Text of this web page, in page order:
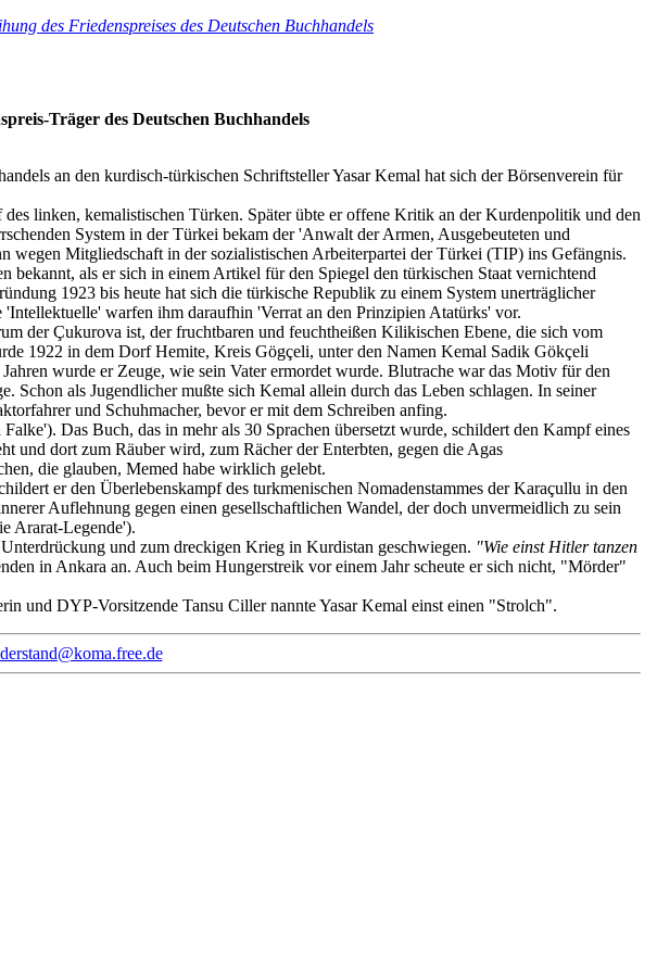
des Friedenspreises des Deutschen Buchhandels
Träger des Deutschen Buchhandels
an den kurdisch-türkischen Schriftsteller Yasar Kemal hat sich der Börsenverein für
linken, kemalistischen Türken. Später übte er offene Kritik an der Kurdenpolitik und den
System in der Türkei bekam der 'Anwalt der Armen, Ausgebeuteten und
Mitgliedschaft in der sozialistischen Arbeiterpartei der Türkei (TIP) ins Gefängnis.
als er sich in einem Artikel für den Spiegel den türkischen Staat vernichtend
1923 bis heute hat sich die türkische Republik zu einem System unerträglicher
warfen ihm daraufhin 'Verrat an den Prinzipien Atatürks' vor.
der Çukurova ist, der fruchtbaren und feuchtheißen Kilikischen Ebene, die sich vom
1922 in dem Dorf Hemite, Kreis Gögçeli, unter den Namen Kemal Sadik Gökçeli
wurde er Zeuge, wie sein Vater ermordet wurde. Blutrache war das Motiv für den
als Jugendlicher mußte sich Kemal allein durch das Leben schlagen. In seiner
und Schuhmacher, bevor er mit dem Schreiben anfing.
Das Buch, das in mehr als 30 Sprachen übersetzt wurde, schildert den Kampf eines
und dort zum Räuber wird, zum Rächer der Enterbten, gegen die Agas
die glauben, Memed habe wirklich gelebt.
er den Überlebenskampf des turkmenischen Nomadenstammes der Karaçullu in den
Auflehnung gegen einen gesellschaftlichen Wandel, der doch unvermeidlich zu sein
Ararat-Legende').
und zum dreckigen Krieg in Kurdistan geschwiegen. "Wie einst Hitler tanzen
in Ankara an. Auch beim Hungerstreik vor einem Jahr scheute er sich nicht, "Mörder"
und DYP-Vorsitzende Tansu Ciller nannte Yasar Kemal einst einen "Strolch".